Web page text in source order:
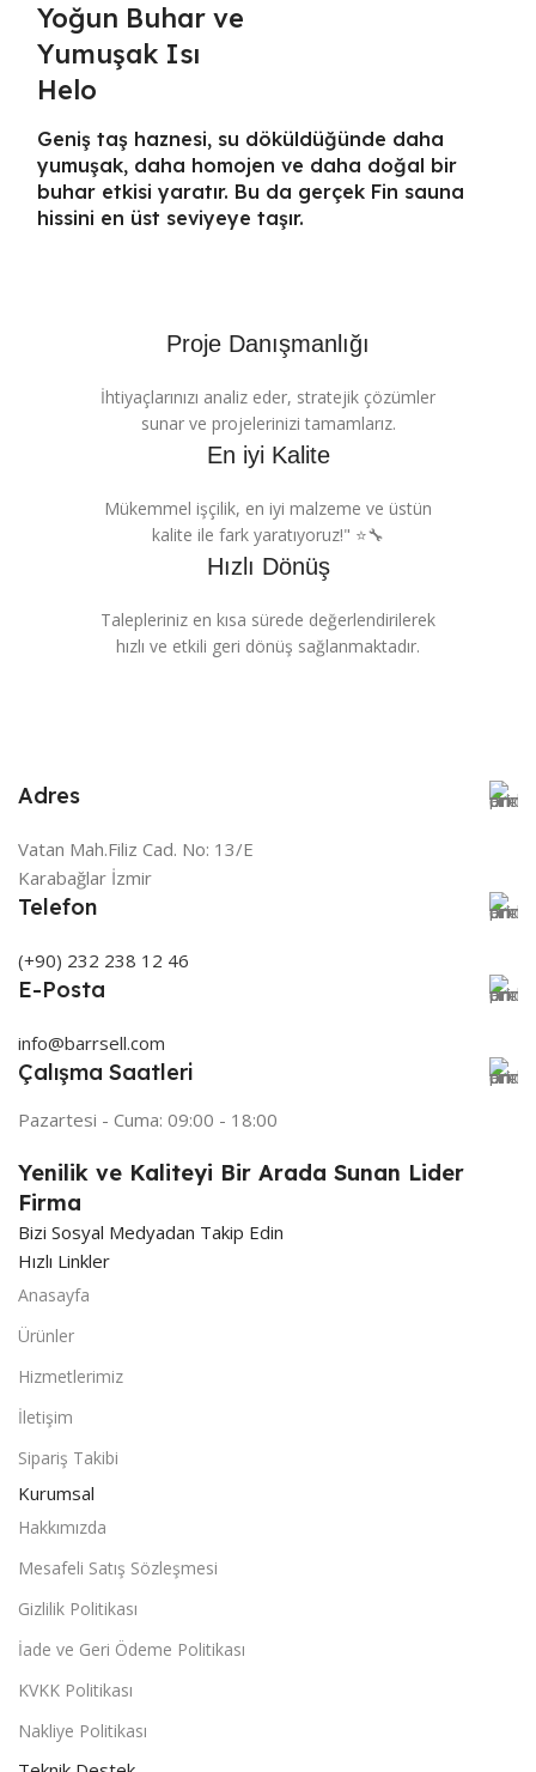
Yoğun Buhar ve
Yumuşak Isı
Helo
Geniş taş haznesi, su döküldüğünde daha
yumuşak, daha homojen ve daha doğal bir
buhar etkisi yaratır. Bu da gerçek Fin sauna
hissini en üst seviyeye taşır.
Proje Danışmanlığı
İhtiyaçlarınızı analiz eder, stratejik çözümler
sunar ve projelerinizi tamamlarız.
En iyi Kalite
Mükemmel işçilik, en iyi malzeme ve üstün
kalite ile fark yaratıyoruz!" ⭐🔧
Hızlı Dönüş
Talepleriniz en kısa sürede değerlendirilerek
hızlı ve etkili geri dönüş sağlanmaktadır.
Adres
Vatan Mah.Filiz Cad. No: 13/E
Karabağlar İzmir
Telefon
(+90) 232 238 12 46
E-Posta
info@barrsell.com
Çalışma Saatleri
Pazartesi - Cuma: 09:00 - 18:00
Yenilik ve Kaliteyi Bir Arada Sunan Lider
Firma
Bizi Sosyal Medyadan Takip Edin
Hızlı Linkler
Anasayfa
Ürünler
Hizmetlerimiz
İletişim
Sipariş Takibi
Kurumsal
Hakkımızda
Mesafeli Satış Sözleşmesi
Gizlilik Politikası
İade ve Geri Ödeme Politikası
KVKK Politikası
Nakliye Politikası